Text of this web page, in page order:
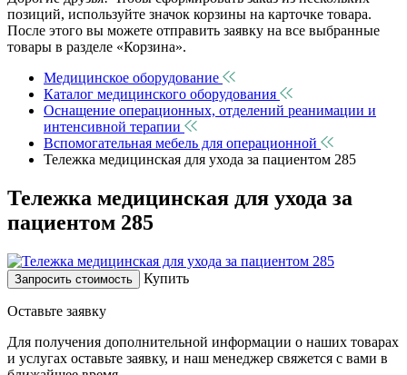
позиций, используйте значок корзины на карточке товара.
После этого вы можете отправить заявку на все выбранные
товары в разделе «Корзина».
Медицинское оборудование
Каталог медицинского оборудования
Оснащение операционных, отделений реанимации и
интенсивной терапии
Вспомогательная мебель для операционной
Тележка медицинская для ухода за пациентом 285
Тележка медицинская для ухода за
пациентом 285
Запросить стоимость Купить
Оставьте заявку
Для получения дополнительной информации о наших товарах
и услугах оставьте заявку, и наш менеджер свяжется с вами в